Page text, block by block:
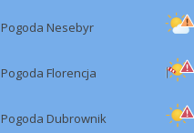
Pogoda Nesebyr
Pogoda Florencja
Pogoda Dubrownik